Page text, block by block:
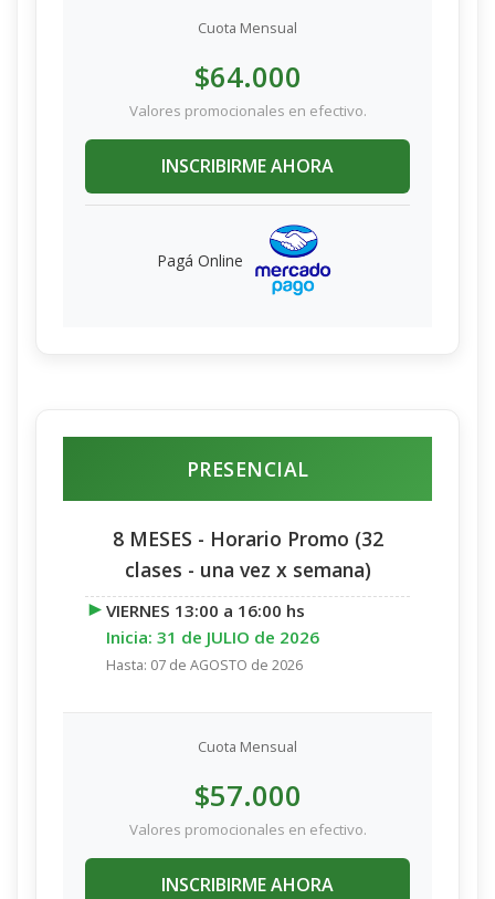
Cuota Mensual
$64.000
Valores promocionales en efectivo.
INSCRIBIRME AHORA
Pagá Online
PRESENCIAL
8 MESES - Horario Promo (32
clases - una vez x semana)
►VIERNES 13:00 a 16:00 hs
Inicia: 31 de JULIO de 2026
Hasta: 07 de AGOSTO de 2026
Cuota Mensual
$57.000
Valores promocionales en efectivo.
INSCRIBIRME AHORA